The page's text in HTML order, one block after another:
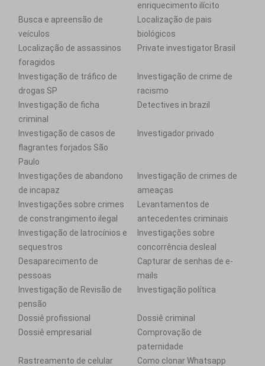
enriquecimento ilícito
Busca e apreensão de
veículos
Localização de pais
biológicos
Localização de assassinos
foragidos
Private investigator Brasil
Investigação de tráfico de
drogas SP
Investigação de crime de
racismo
Investigação de ficha
criminal
Detectives in brazil
Investigação de casos de
flagrantes forjados São
Paulo
Investigador privado
Investigações de abandono
de incapaz
Investigação de crimes de
ameaças
Investigações sobre crimes
de constrangimento ilegal
Levantamentos de
antecedentes criminais
Investigação de latrocínios e
sequestros
Investigações sobre
concorrência desleal
Desaparecimento de
pessoas
Capturar de senhas de e-
mails
Investigação de Revisão de
pensão
Investigação política
Dossiê profissional
Dossiê criminal
Dossiê empresarial
Comprovação de
paternidade
Rastreamento de celular
Como clonar Whatsapp